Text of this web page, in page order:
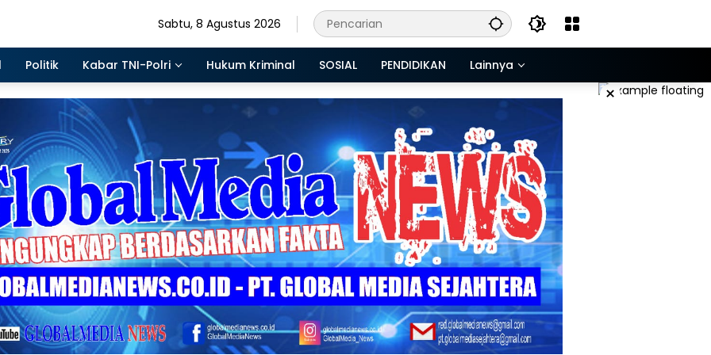
Sabtu, 8 Agustus 2026
Politik Kabar TNI-Polri Hukum Kriminal SOSIAL PENDIDIKAN Lainnya
×